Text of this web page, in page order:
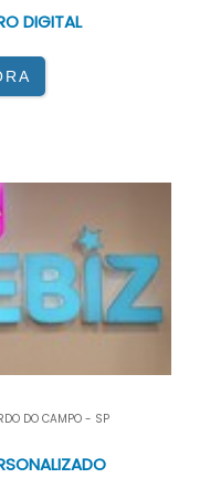
DIGITAL
DO CAMPO - SP